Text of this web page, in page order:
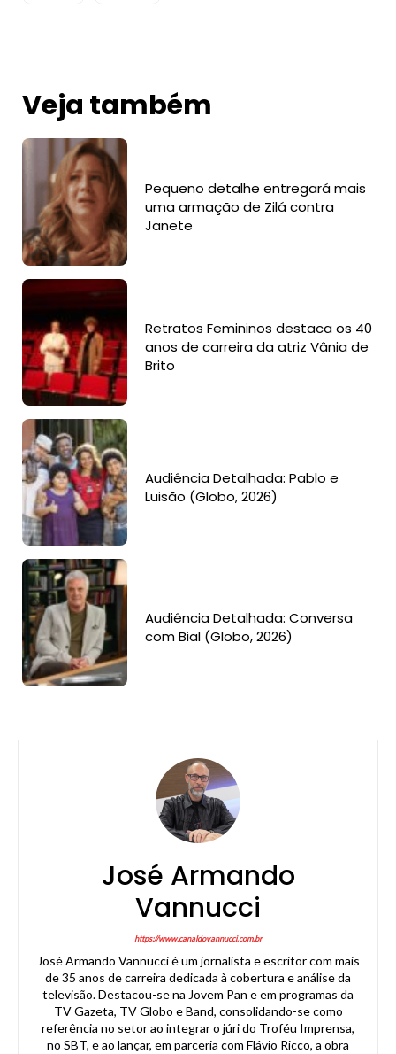
Veja também
Pequeno detalhe entregará mais
uma armação de Zilá contra
Janete
Retratos Femininos destaca os 40
anos de carreira da atriz Vânia de
Brito
Audiência Detalhada: Pablo e
Luisão (Globo, 2026)
Audiência Detalhada: Conversa
com Bial (Globo, 2026)
José Armando
Vannucci
https://www.canaldovannucci.com.br
José Armando Vannucci é um jornalista e escritor com mais
de 35 anos de carreira dedicada à cobertura e análise da
televisão. Destacou-se na Jovem Pan e em programas da
TV Gazeta, TV Globo e Band, consolidando-se como
referência no setor ao integrar o júri do Troféu Imprensa,
no SBT, e ao lançar, em parceria com Flávio Ricco, a obra